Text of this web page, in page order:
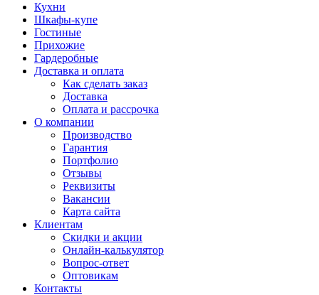
Кухни
Шкафы-купе
Гостиные
Прихожие
Гардеробные
Доставка и оплата
Как сделать заказ
Доставка
Оплата и рассрочка
О компании
Производство
Гарантия
Портфолио
Отзывы
Реквизиты
Вакансии
Карта сайта
Клиентам
Скидки и акции
Онлайн-калькулятор
Вопрос-ответ
Оптовикам
Контакты